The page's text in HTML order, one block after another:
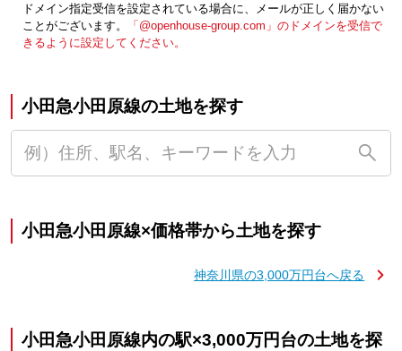
ドメイン指定受信を設定されている場合に、メールが正しく届かない
ことがございます。
「@openhouse-group.com」のドメインを受信で
きるように設定してください。
小田急小田原線の土地を探す
小田急小田原線×価格帯から土地を探す
神奈川県の3,000万円台へ戻る
小田急小田原線内の駅×3,000万円台の土地を探